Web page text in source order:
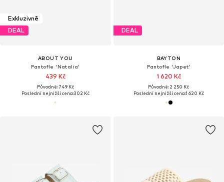
Exkluzivně
DEAL
ABOUT YOU
Pantofle 'Natalia'
439 Kč
Původně: 749 Kč
Poslední nejnižší cena:302 Kč
DEAL
BAYTON
Pantofle 'Japet'
1 620 Kč
Původně: 2 250 Kč
Poslední nejnižší cena:1 620 Kč